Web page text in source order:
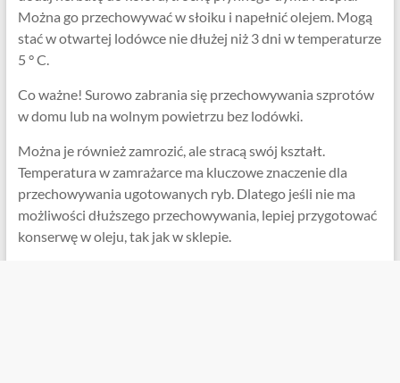
Można go przechowywać w słoiku i napełnić olejem. Mogą
stać w otwartej lodówce nie dłużej niż 3 dni w temperaturze
5 ° C.
Co ważne! Surowo zabrania się przechowywania szprotów
w domu lub na wolnym powietrzu bez lodówki.
Można je również zamrozić, ale stracą swój kształt.
Temperatura w zamrażarce ma kluczowe znaczenie dla
przechowywania ugotowanych ryb. Dlatego jeśli nie ma
możliwości dłuższego przechowywania, lepiej przygotować
konserwę w oleju, tak jak w sklepie.